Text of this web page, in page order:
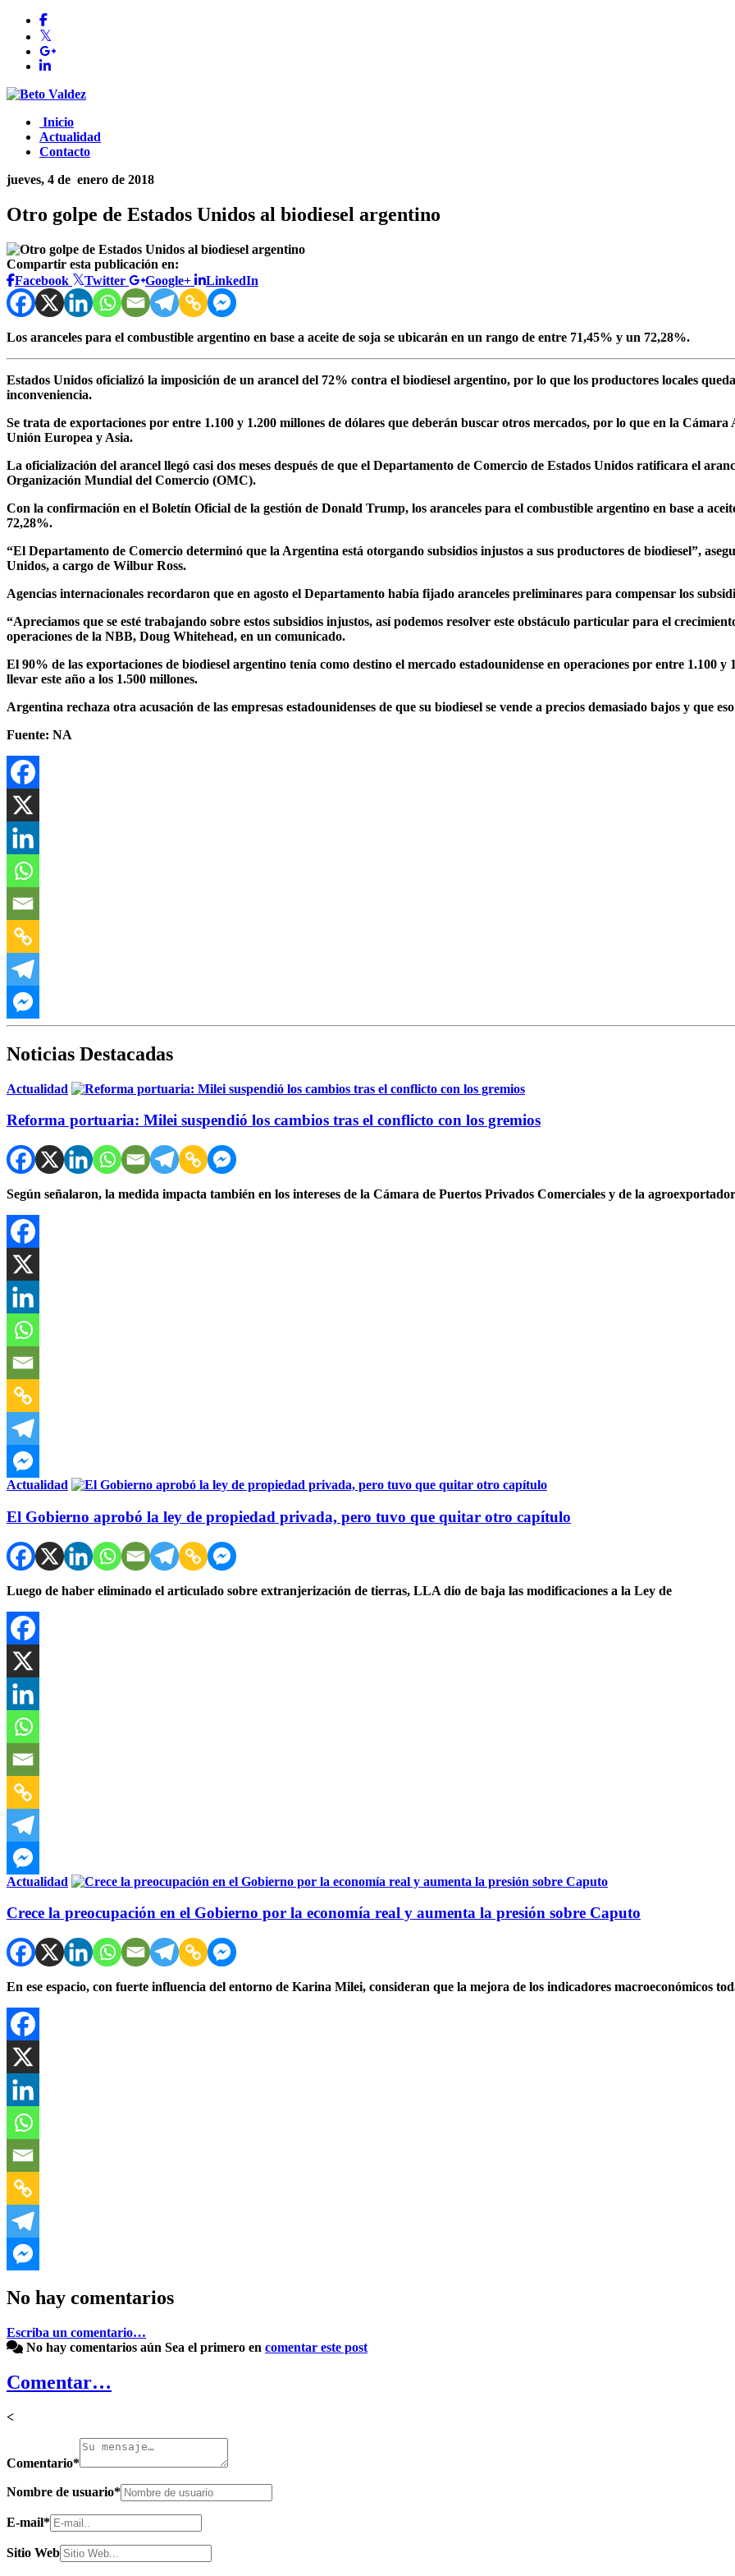
Inicio
Actualidad
Contacto
jueves, 4 de enero de 2018
Otro golpe de Estados Unidos al biodiesel argentino
Compartir esta publicación en:
Facebook
Twitter Google+ LinkedIn
Los aranceles para el combustible argentino en base a aceite de soja se ubicarán en un rango de entre 71,45% y un 72,28%.
Estados Unidos oficializó la imposición de un arancel del 72% contra el biodiesel argentino, por lo que los productores locales
inconveniencia.
Se trata de exportaciones por entre 1.100 y 1.200 millones de dólares que deberán buscar otros mercados, por lo que en la
Unión Europea y Asia.
La oficialización del arancel llegó casi dos meses después de que el Departamento de Comercio de Estados Unidos ratificara el
Organización Mundial del Comercio (OMC).
Con la confirmación en el Boletín Oficial de la gestión de Donald Trump, los aranceles para el combustible argentino en base a
72,28%.
“El Departamento de Comercio determinó que la Argentina está otorgando subsidios injustos a sus productores de biodiesel”,
Unidos, a cargo de Wilbur Ross.
Agencias internacionales recordaron que en agosto el Departamento había fijado aranceles preliminares para compensar los
“Apreciamos que se esté trabajando sobre estos subsidios injustos, así podemos resolver este obstáculo particular para el
operaciones de la NBB, Doug Whitehead, en un comunicado.
El 90% de las exportaciones de biodiesel argentino tenía como destino el mercado estadounidense en operaciones por entre 1.100
llevar este año a los 1.500 millones.
Argentina rechaza otra acusación de las empresas estadounidenses de que su biodiesel se vende a precios demasiado bajos y que
Fuente: NA
Noticias Destacadas
Actualidad
Reforma portuaria: Milei suspendió los cambios tras el conflicto con los gremios
Según señalaron, la medida impacta también en los intereses de la Cámara de Puertos Privados Comerciales y de la
Actualidad
El Gobierno aprobó la ley de propiedad privada, pero tuvo que quitar otro capítulo
Luego de haber eliminado el articulado sobre extranjerización de tierras, LLA dio de baja las modificaciones a la Ley de
Actualidad
Crece la preocupación en el Gobierno por la economía real y aumenta la presión sobre Caputo
En ese espacio, con fuerte influencia del entorno de Karina Milei, consideran que la mejora de los indicadores macroeconómicos
No hay comentarios
Escriba un comentario…
No hay comentarios aún Sea el primero en comentar este post
Comentar…
<
Comentario*
Nombre de usuario*
E-mail*
Sitio Web